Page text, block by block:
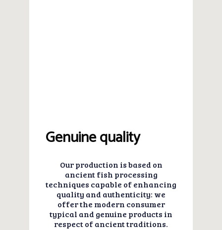
Genuine quality
Our production is based on
ancient fish processing
techniques capable of enhancing
quality and authenticity: we
offer the modern consumer
typical and genuine products in
respect of ancient traditions.